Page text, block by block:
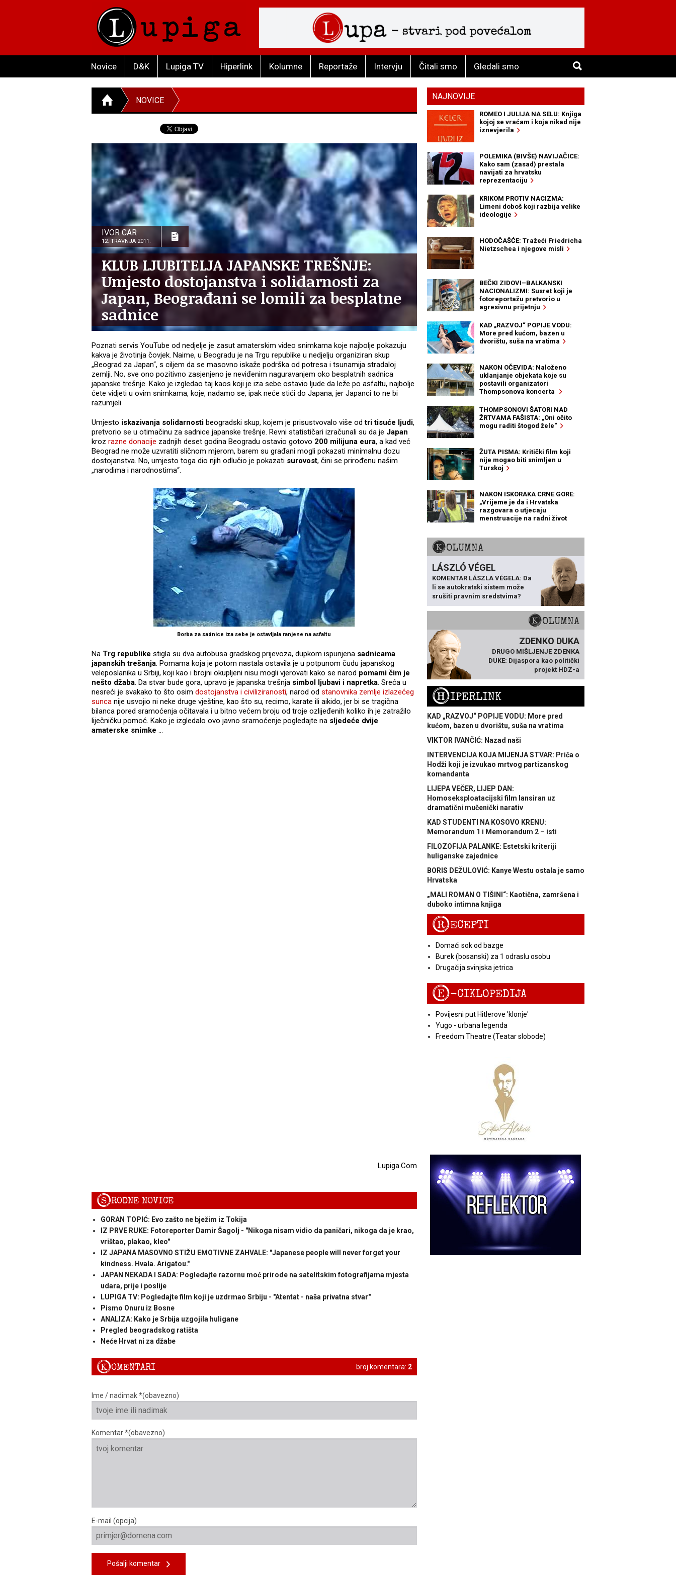
Novice D&K Lupiga TV Hiperlink Kolumne Reportaže Intervju Čitali smo Gledali smo
NOVICE
IVOR CAR
12. TRAVNJA 2011.
KLUB LJUBITELJA JAPANSKE TREŠNJE:
Umjesto dostojanstva i solidarnosti za
Japan, Beograđani se lomili za besplatne
sadnice
Poznati servis YouTube od nedjelje je zasut amaterskim video snimkama koje najbolje pokazuju
kakva je životinja čovjek. Naime, u Beogradu je na Trgu republike u nedjelju organiziran skup
„Beograd za Japan“, s ciljem da se masovno iskaže podrška od potresa i tsunamija stradaloj
zemlji. No, sve ono pozitivno zasjenjeno je neviđenim naguravanjem oko besplatnih sadnica
japanske trešnje. Kako je izgledao taj kaos koji je iza sebe ostavio ljude da leže po asfaltu, najbolje
ćete vidjeti u ovim snimkama, koje, nadamo se, ipak neće stići do Japana, jer Japanci to ne bi
razumjeli
Umjesto iskazivanja solidarnosti beogradski skup, kojem je prisustvovalo više odtri tisuće ljudi,
pretvorio se u otimačinu za sadnice japanske trešnje. Revni statističari izračunali su da je Japan
kroz razne donacije zadnjih deset godina Beogradu ostavio gotovo 200 milijuna eura, a kad već
Beograd ne može uzvratiti sličnom mjerom, barem su građani mogli pokazati minimalnu dozu
dostojanstva. No, umjesto toga dio njih odlučio je pokazati surovost, čini se prirođenu našim
„narodima i narodnostima“.
Borba za sadnice iza sebe je ostavljala ranjene na asfaltu
Na Trg republike stigla su dva autobusa gradskog prijevoza, dupkom ispunjena sadnicama
japanskih trešanja. Pomama koja je potom nastala ostavila je u potpunom čudu japanskog
veleposlanika u Srbiji, koji kao i brojni okupljeni nisu mogli vjerovati kako se narod pomami čim je
nešto džaba. Da stvar bude gora, upravo je japanska trešnja simbol ljubavi i napretka. Sreća u
nesreći je svakako to što osim dostojanstva i civiliziranosti, narod od stanovnika zemlje izlazećeg
sunca nije usvojio ni neke druge vještine, kao što su, recimo, karate ili aikido, jer bi se tragična
bilanca pored sramoćenja očitavala i u bitno većem broju od troje ozlijeđenih koliko ih je zatražilo
liječničku pomoć. Kako je izgledalo ovo javno sramoćenje pogledajte na sljedeće dvije
amaterske snimke …
Lupiga.Com
SRODNE NOVICE
GORAN TOPIĆ: Evo zašto ne bježim iz Tokija
IZ PRVE RUKE: Fotoreporter Damir Šagolj - "Nikoga nisam vidio da paničari, nikoga da je krao,
vrištao, plakao, kleo"
IZ JAPANA MASOVNO STIŽU EMOTIVNE ZAHVALE: "Japanese people will never forget your
kindness. Hvala. Arigatou."
JAPAN NEKADA I SADA: Pogledajte razornu moć prirode na satelitskim fotografijama mjesta
udara, prije i poslije
LUPIGA TV: Pogledajte film koji je uzdrmao Srbiju - "Atentat - naša privatna stvar"
Pismo Onuru iz Bosne
ANALIZA: Kako je Srbija uzgojila huligane
Pregled beogradskog ratišta
Neće Hrvat ni za džabe
broj komentara: 2
KOMENTARI
Ime / nadimak *(obavezno)
Komentar *(obavezno)
E-mail (opcija)
Pošalji komentar
NAJNOVIJE
ROMEO I JULIJA NA SELU: Knjiga
kojoj se vraćam i koja nikad nije
iznevjerila
POLEMIKA (BIVŠE) NAVIJAČICE:
Kako sam (zasad) prestala
navijati za hrvatsku
reprezentaciju
KRIKOM PROTIV NACIZMA:
Limeni doboš koji razbija velike
ideologije
HODOČAŠĆE: Tražeći Friedricha
Nietzschea i njegove misli
BEČKI ZIDOVI–BALKANSKI
NACIONALIZMI: Susret koji je
fotoreportažu pretvorio u
agresivnu prijetnju
KAD „RAZVOJ“ POPIJE VODU:
More pred kućom, bazen u
dvorištu, suša na vratima
NAKON OČEVIDA: Naloženo
uklanjanje objekata koje su
postavili organizatori
Thompsonova koncerta
THOMPSONOVI ŠATORI NAD
ŽRTVAMA FAŠISTA: „Oni očito
mogu raditi štogod žele“
ŽUTA PISMA: Kritički film koji
nije mogao biti snimljen u
Turskoj
NAKON ISKORAKA CRNE GORE:
„Vrijeme je da i Hrvatska
razgovara o utjecaju
menstruacije na radni život
KOLUMNA
LÁSZLÓ VÉGEL
KOMENTAR LÁSZLA VÉGELA: Da
li se autokratski sistem može
srušiti pravnim sredstvima?
KOLUMNA
ZDENKO DUKA
DRUGO MIŠLJENJE ZDENKA
DUKE: Dijaspora kao politički
projekt HDZ-a
HIPERLINK
KAD „RAZVOJ“ POPIJE VODU: More pred
kućom, bazen u dvorištu, suša na vratima
VIKTOR IVANČIĆ: Nazad naši
INTERVENCIJA KOJA MIJENJA STVAR: Priča o
Hodži koji je izvukao mrtvog partizanskog
komandanta
LIJEPA VEČER, LIJEP DAN:
Homoseksploatacijski film lansiran uz
dramatični mučenički narativ
KAD STUDENTI NA KOSOVO KRENU:
Memorandum 1 i Memorandum 2 – isti
FILOZOFIJA PALANKE: Estetski kriteriji
huliganske zajednice
BORIS DEŽULOVIĆ: Kanye Westu ostala je samo
Hrvatska
„MALI ROMAN O TIŠINI“: Kaotična, zamršena i
duboko intimna knjiga
RECEPTI
Domaći sok od bazge
Burek (bosanski) za 1 odraslu osobu
Drugačija svinjska jetrica
E-CIKLOPEDIJA
Povijesni put Hitlerove 'klonje'
Yugo - urbana legenda
Freedom Theatre (Teatar slobode)